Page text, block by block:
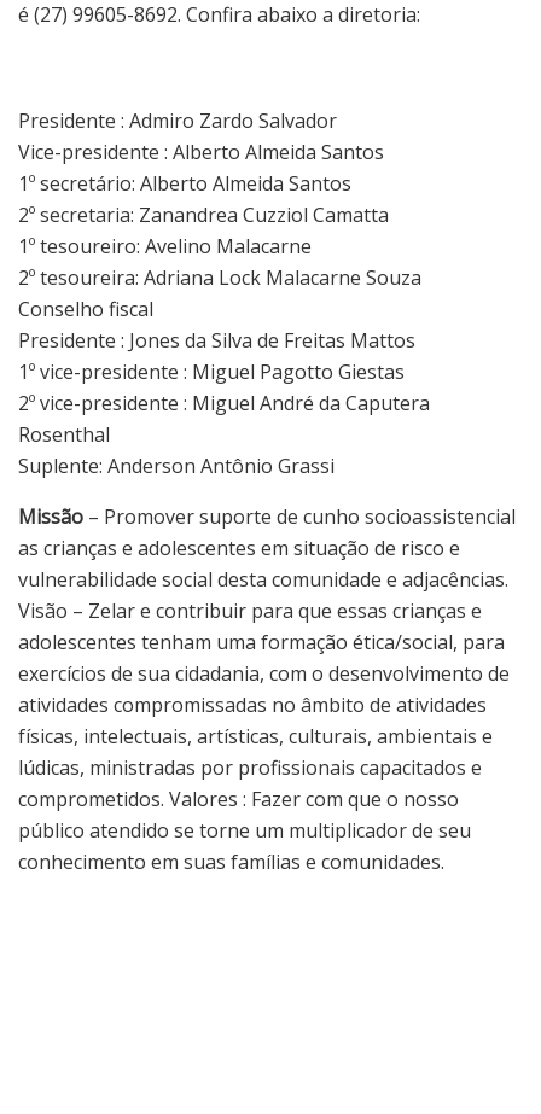
é (27) 99605-8692. Confira abaixo a diretoria:
Presidente : Admiro Zardo Salvador
Vice-presidente : Alberto Almeida Santos
1º secretário: Alberto Almeida Santos
2º secretaria: Zanandrea Cuzziol Camatta
1º tesoureiro: Avelino Malacarne
2º tesoureira: Adriana Lock Malacarne Souza
Conselho fiscal
Presidente : Jones da Silva de Freitas Mattos
1º vice-presidente : Miguel Pagotto Giestas
2º vice-presidente : Miguel André da Caputera
Rosenthal
Suplente: Anderson Antônio Grassi
Missão – Promover suporte de cunho socioassistencial
as crianças e adolescentes em situação de risco e
vulnerabilidade social desta comunidade e adjacências.
Visão – Zelar e contribuir para que essas crianças e
adolescentes tenham uma formação ética/social, para
exercícios de sua cidadania, com o desenvolvimento de
atividades compromissadas no âmbito de atividades
físicas, intelectuais, artísticas, culturais, ambientais e
lúdicas, ministradas por profissionais capacitados e
comprometidos. Valores : Fazer com que o nosso
público atendido se torne um multiplicador de seu
conhecimento em suas famílias e comunidades.